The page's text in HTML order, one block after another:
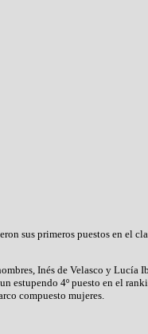
sus primeros puestos en el
Inés de Velasco y Lucía
estupendo 4º puesto en el
compuesto mujeres.